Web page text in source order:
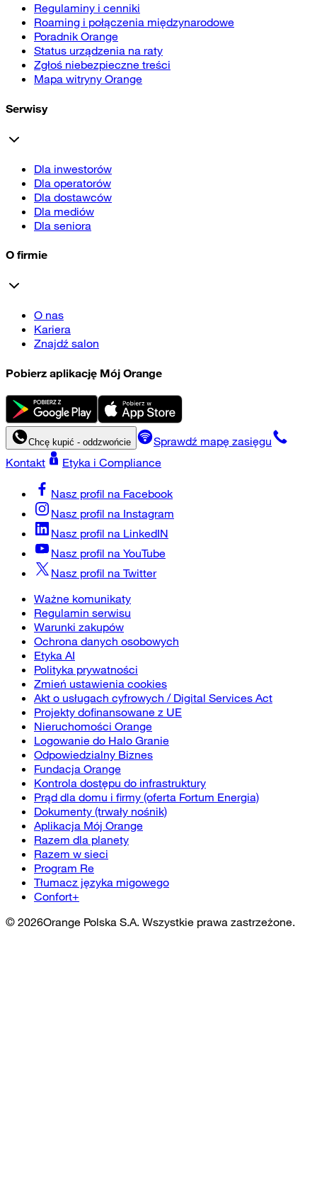
Regulaminy i cenniki
Roaming i połączenia międzynarodowe
Poradnik Orange
Status urządzenia na raty
Zgłoś niebezpieczne treści
Mapa witryny Orange
Serwisy
Dla inwestorów
Dla operatorów
Dla dostawców
Dla mediów
Dla seniora
O firmie
O nas
Kariera
Znajdź salon
Pobierz aplikację Mój Orange
Chcę kupić - oddzwońcie
Sprawdź mapę zasięgu
Kontakt
Etyka i Compliance
Nasz profil na Facebook
Nasz profil na Instagram
Nasz profil na LinkedIN
Nasz profil na YouTube
Nasz profil na Twitter
Ważne komunikaty
Regulamin serwisu
Warunki zakupów
Ochrona danych osobowych
Etyka AI
Polityka prywatności
Zmień ustawienia cookies
Akt o usługach cyfrowych / Digital Services Act
Projekty dofinansowane z UE
Nieruchomości Orange
Logowanie do Halo Granie
Odpowiedzialny Biznes
Fundacja Orange
Kontrola dostępu do infrastruktury
Prąd dla domu i firmy (oferta Fortum Energia)
Dokumenty (trwały nośnik)
Aplikacja Mój Orange
Razem dla planety
Razem w sieci
Program Re
Tłumacz języka migowego
Confort+
© 2026Orange Polska S.A. Wszystkie prawa zastrzeżone.